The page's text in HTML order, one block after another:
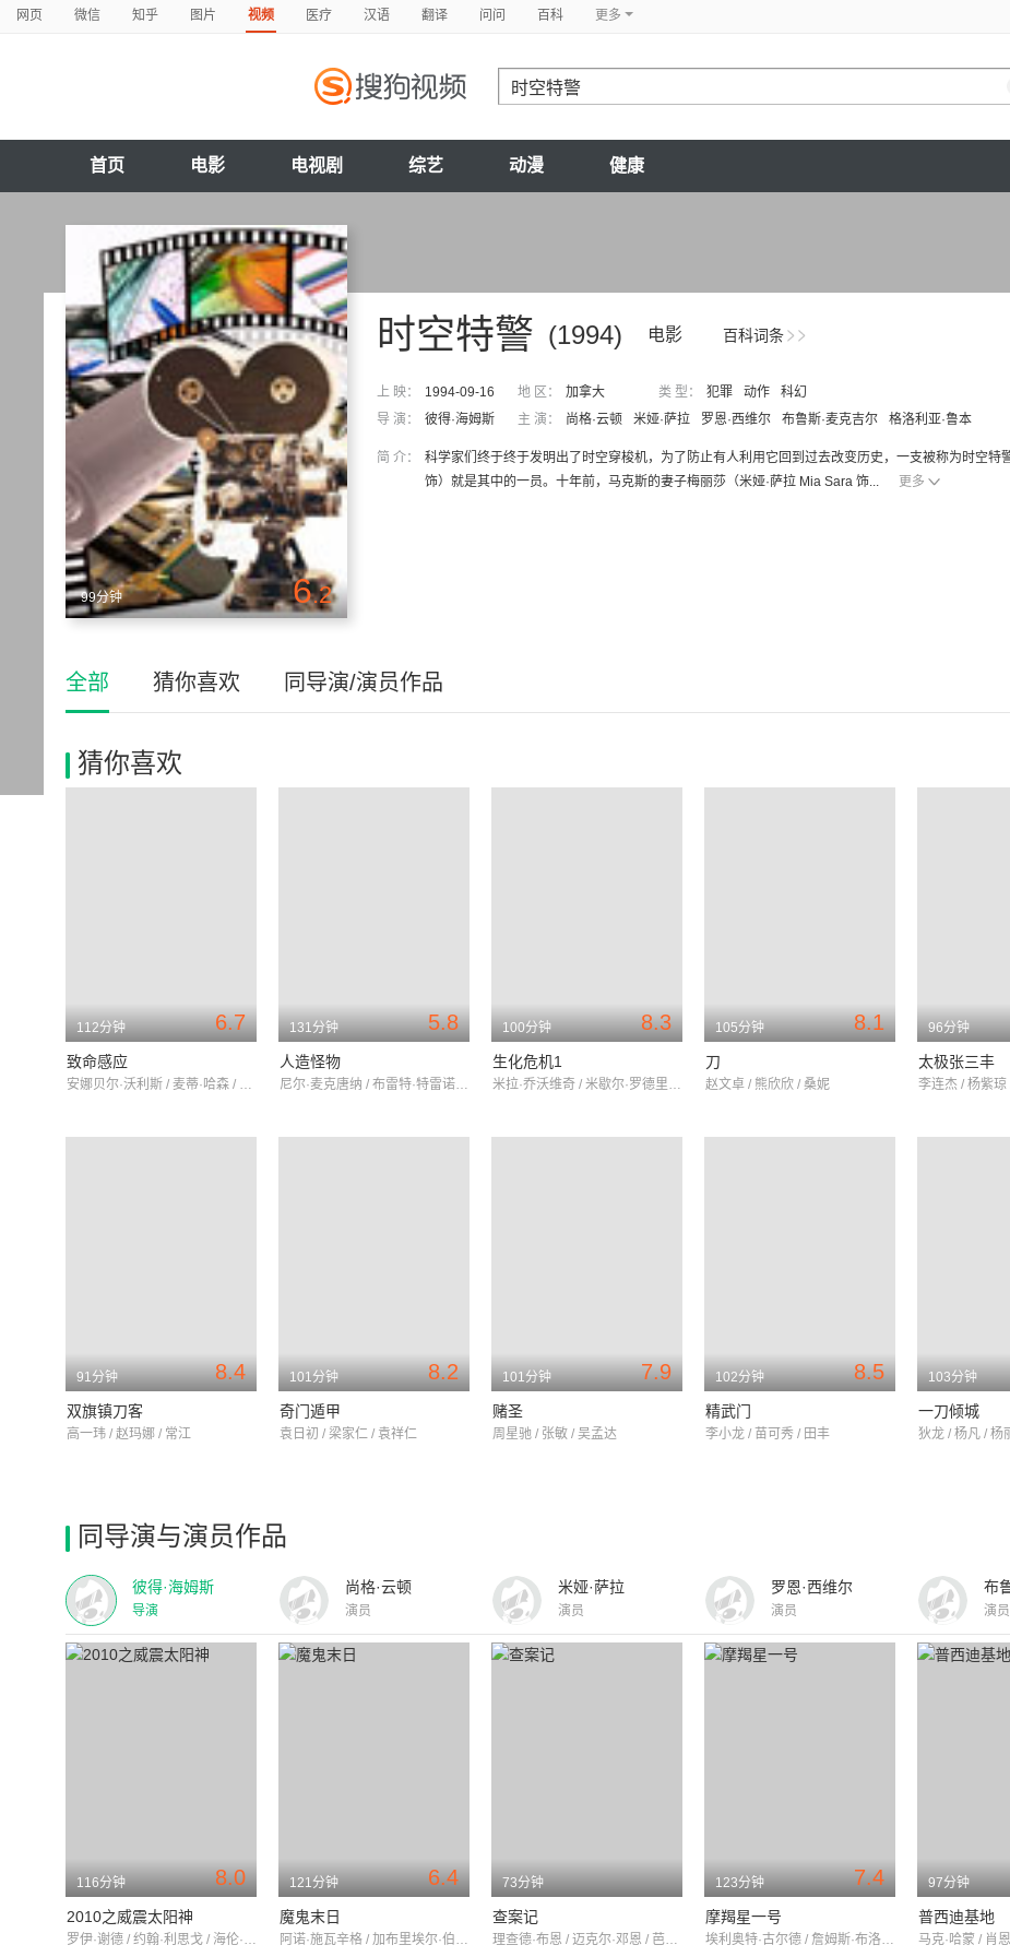
网页 微信 知乎 图片 视频 医疗 汉语 翻译 问问 百科 更多
首页 电影 电视剧 综艺 动漫 健康
99分钟 6.2
百科词条
(1994) 电影
时空特警
上 映： 1994-09-16 地 区： 加拿大 类 型： 犯罪 动作
科幻
导 演：
彼得·海姆斯 主 演： 尚格·云顿 米娅·萨拉 罗恩·西维尔 布鲁斯·麦克吉尔 格洛利亚·鲁本
简 介：
科学家们终于终于发明出了时空穿梭机，为了防止有人利用它回到过去改变历史，一支被称为时空
饰）就是其中的一员。十年前，马克斯的妻子梅丽莎（米娅·萨拉 Mia Sara 饰...
更多
全部 猜你喜欢 同导演/演员作品
猜你喜欢
6.7
112分钟
致命感应
安娜贝尔·沃利斯 / 麦蒂·哈森 / 吴宇卫
5.8
131分钟
人造怪物
尼尔·麦克唐纳 / 布雷特·特雷诺 / 乔斯·罗赛特
8.3
100分钟
生化危机1
米拉·乔沃维奇 / 米歇尔·罗德里格兹 / 科林·萨尔蒙
8.1
105分钟
刀
赵文卓 / 熊欣欣 / 桑妮
96分钟
太极张三丰
李连杰 / 杨紫琼
8.4
91分钟
双旗镇刀客
高一玮 / 赵玛娜 / 常江
8.2
101分钟
奇门遁甲
袁日初 / 梁家仁 / 袁祥仁
7.9
101分钟
赌圣
周星驰 / 张敏 / 吴孟达
8.5
102分钟
精武门
李小龙 / 苗可秀 / 田丰
103分钟
一刀倾城
狄龙 / 杨凡 / 杨
同导演与演员作品
彼得·海姆斯
导演
尚格·云顿
演员
米娅·萨拉
演员
罗恩·西维尔
演员
布
演员
8.0
116分钟
2010之威震太阳神
罗伊·谢德 / 约翰·利思戈 / 海伦·米伦
6.4
121分钟
魔鬼末日
阿诺·施瓦辛格 / 加布里埃尔·伯恩 / 罗宾·汤尼
73分钟
查案记
理查德·布恩 / 迈克尔·邓恩 / 芭芭拉·贝恩
7.4
123分钟
摩羯星一号
埃利奥特·古尔德 / 詹姆斯·布洛林 / 萨姆·沃特森
97分钟
普西迪基地